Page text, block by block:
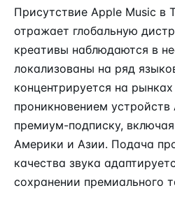
Присутствие Apple Music в
отражает глобальную
креативы наблюдаются в
локализованы на ряд
концентрируется на
проникновением
премиум-подписку,
Америки и Азии. Подача
качества звука
сохранении премиального